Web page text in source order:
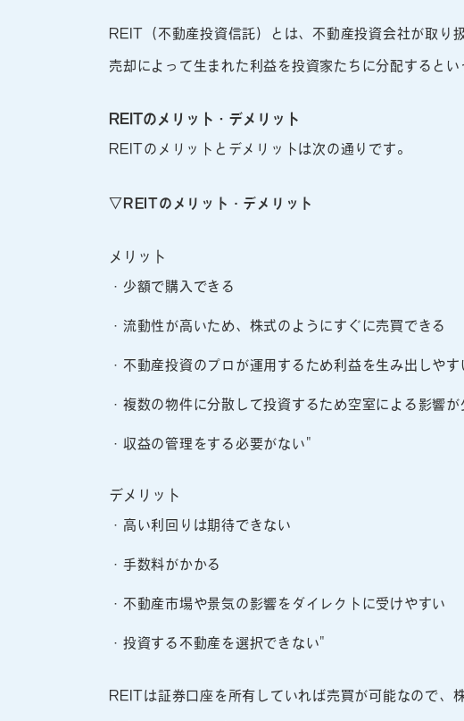
REIT（不動産投資信託）とは、不動産投資会社が取り
売却によって生まれた利益を投資家たちに分配するとい
REITのメリット・デメリット
REITのメリットとデメリットは次の通りです。
▽REITのメリット・デメリット
メリット
・少額で購入できる
・流動性が高いため、株式のようにすぐに売買できる
・不動産投資のプロが運用するため利益を生み出しやす
・複数の物件に分散して投資するため空室による影響が
・収益の管理をする必要がない"
デメリット
・高い利回りは期待できない
・手数料がかかる
・不動産市場や景気の影響をダイレクトに受けやすい
・投資する不動産を選択できない"
REITは証券口座を所有していれば売買が可能なので、